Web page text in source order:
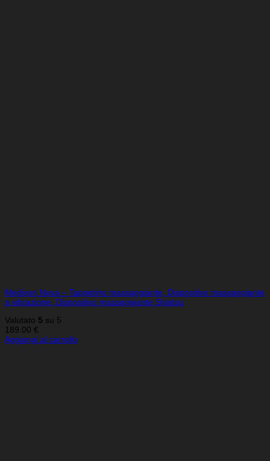
Medivon Nova – Tappetino massaggiante, Dispositivo massaggiante
a vibrazione, Dispositivo massaggiante Shiatsu
Valutato 5 su 5
189.00 €
Aggiungi al carrello